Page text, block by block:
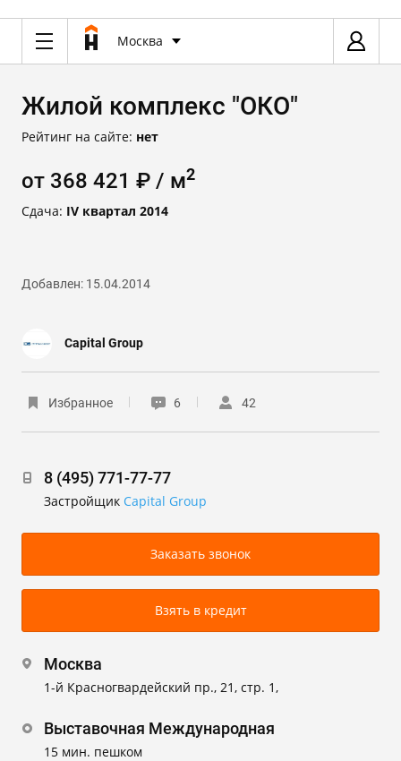
Москва
Жилой комплекс "ОКО"
Рейтинг на сайте: нет
от 368 421 ₽ / м2
Сдача: IV квартал 2014
Добавлен: 15.04.2014
Capital Group
Избранное 6 42
8 (495) 771-77-77
Застройщик Capital Group
Заказать звонок
Взять в кредит
Москва
1-й Красногвардейский пр., 21, стр. 1,
Выставочная Международная
15 мин. пешком